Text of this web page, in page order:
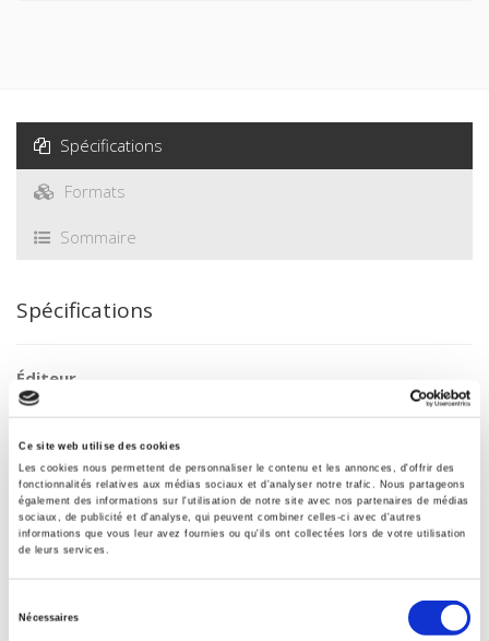
Ce site web utilise des cookies
Les cookies nous permettent de personnaliser le contenu et les annonces, d'offrir des
fonctionnalités relatives aux médias sociaux et d'analyser notre trafic. Nous partageons
également des informations sur l'utilisation de notre site avec nos partenaires de médias
sociaux, de publicité et d'analyse, qui peuvent combiner celles-ci avec d'autres
informations que vous leur avez fournies ou qu'ils ont collectées lors de votre utilisation
de leurs services.
Nécessaires
Spécifications
Formats
Sommaire
Spécifications
Éditeur
Presses de Sciences Po
Jean-Marcel Jeanneney
Suzanne Quiers-Valette
Collection
Académique
Langue
Internet Hierarchy